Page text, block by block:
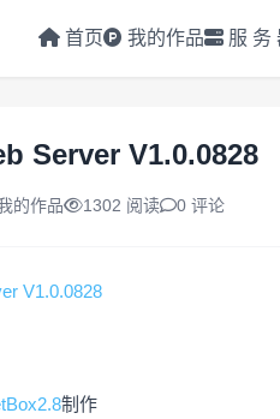
首页 我的作品 服 务
Server V1.0.0828
的作品 1302 阅读 0 评论
V1.0.0828
制作